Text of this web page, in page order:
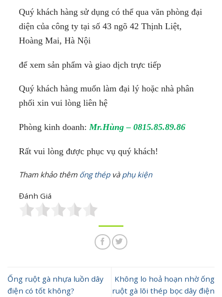
Quý khách hàng sử dụng có thể qua văn phòng đại
diện của công ty tại số 43 ngõ 42 Thịnh Liệt,
Hoàng Mai, Hà Nội
để xem sản phẩm và giao dịch trực tiếp
Quý khách hàng muốn làm đại lý hoặc nhà phân
phối xin vui lòng liên hệ
Phòng kinh doanh:Mr.Hùng – 0815.85.89.86
Rất vui lòng được phục vụ quý khách!
Tham khảo thêm ống thépvà phụ kiện
Đánh Giá
Ống ruột gà nhựa luồn dây
điện có tốt không?
Không lo hoả hoạn nhờ ống
ruột gà lõi thép bọc dây điện